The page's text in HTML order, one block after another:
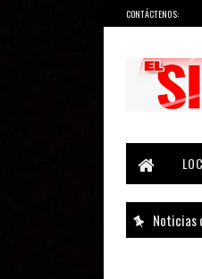
CONTÁCTENOS:
Noticias